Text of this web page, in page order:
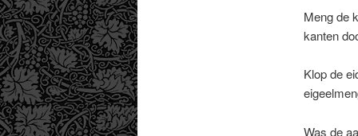
Meng de
kanten
Klop de
Was de